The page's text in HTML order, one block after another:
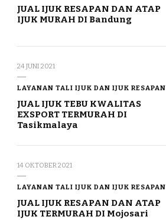
JUAL IJUK RESAPAN DAN ATAP
IJUK MURAH DI Bandung
24 JUNI 2021
LAYANAN TALI IJUK DAN IJUK RESAPAN
JUAL IJUK TEBU KWALITAS
EXSPORT TERMURAH DI
Tasikmalaya
14 OKTOBER 2021
LAYANAN TALI IJUK DAN IJUK RESAPAN
JUAL IJUK RESAPAN DAN ATAP
IJUK TERMURAH DI Mojosari